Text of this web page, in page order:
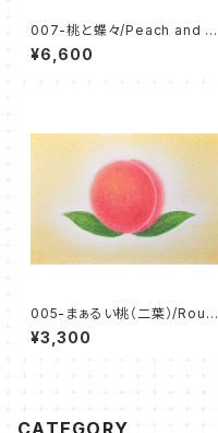
007-桃と蝶々/Peach and Bu
tterfly（パステル原画/額無し）
¥6,600
005-まぁるい桃（二葉）/Round
peach (two leaves)（パステ
ル原画/額無し）
¥3,300
CATEGORY